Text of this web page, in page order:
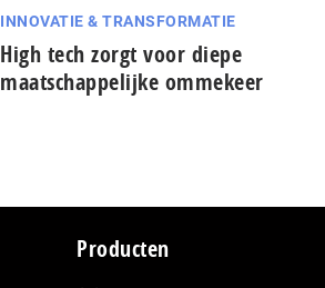
INNOVATIE & TRANSFORMATIE
High tech zorgt voor diepe
maatschappelijke ommekeer
Producten